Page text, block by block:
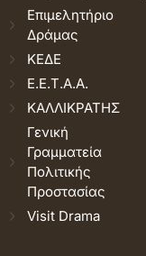
Επιμελητήριο
Δράμας
ΚΕΔΕ
Ε.Ε.Τ.Α.Α.
ΚΑΛΛΙΚΡΑΤΗΣ
Γενική
Γραμματεία
Πολιτικής
Προστασίας
Visit Drama